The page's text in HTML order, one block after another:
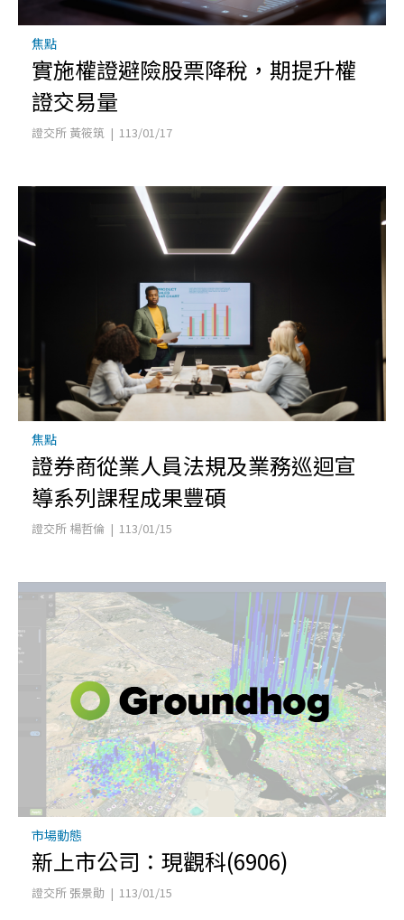
焦點
實施權證避險股票降稅，期提升權
證交易量
證交所 黃筱筑 | 113/01/17
焦點
證券商從業人員法規及業務巡迴宣
導系列課程成果豐碩
證交所 楊哲倫 | 113/01/15
市場動態
新上市公司：現觀科(6906)
證交所 張景勛 | 113/01/15